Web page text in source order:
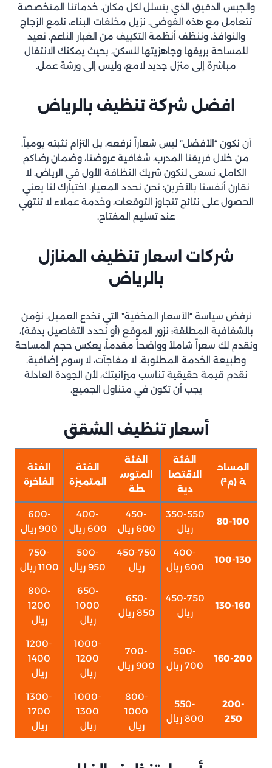
والجبس الدقيق الذي يتسلل لكل مكان. خدماتنا المتخصصة
تتعامل مع هذه الفوضى. نزيل مخلفات البناء، نلمع الزجاج
والنوافذ، وننظف أنظمة التكييف من الغبار الناعم. نعيد
للمساحة بريقها وجاهزيتها للسكن، بحيث يمكنك الانتقال
مباشرة إلى منزل جديد لامع، وليس إلى ورشة عمل.
افضل شركة تنظيف بالرياض
أن نكون “الأفضل” ليس شعاراً نرفعه، بل التزام نثبته يومياً.
من خلال فريقنا المدرب، شفافية عروضنا، وضمان رضاكم
الكامل، نسعى لنكون شريك النظافة الأول في الرياض. لا
نقارن أنفسنا بالآخرين؛ نحن نحدد المعيار. اختيارك لنا يعني
الحصول على نتائج تتجاوز التوقعات، وخدمة عملاء لا تنتهي
عند تسليم المفتاح.
شركات اسعار تنظيف المنازل
بالرياض
نرفض سياسة “الأسعار المخفية” التي تخدع العميل. نؤمن
بالشفافية المطلقة: نزور الموقع (أو نحدد التفاصيل بدقة)،
ونقدم لك سعراً شاملاً وواضحاً مقدماً، يعكس حجم المساحة
وطبيعة الخدمة المطلوبة. لا مفاجآت، لا رسوم إضافية.
نقدم قيمة حقيقية تناسب ميزانيتك، لأن الجودة العادلة
يجب أن تكون في متناول الجميع.
أسعار تنظيف الشقق
المساح
ة (م²)
الفئة
الاقتصا
دية
الفئة
المتوس
طة
الفئة
المتميزة
الفئة
الفاخرة
80-100
350-550
ريال
450-
600 ريال
400-
600 ريال
600-
900 ريال
100-130
400-
600 ريال
450-750
ريال
500-
950 ريال
750-
1100 ريال
130-160
450-750
ريال
650-
850 ريال
650-
1000
ريال
800-
1200
ريال
160-200
500-
700 ريال
700-
900 ريال
1000-
1200
ريال
1200-
1400
ريال
200-
250
550-
800 ريال
800-
1000
ريال
1000-
1300
ريال
1300-
1700
ريال